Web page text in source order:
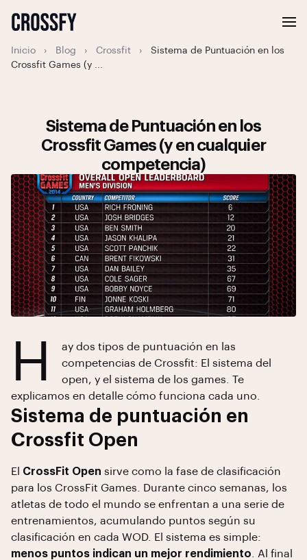
Inicio › Blog › Crossfit ›
Sistema de Puntuación en los
Crossfit Games (y ...
Sistema de Puntuación en los
Crossfit Games (y en cualquier
competencia)
H
ay dos tipos de puntuación en las
competencias de Crossfit: El sistema del
open, y el sistema de los games. Te
explicamos en detalle cómo funciona cada uno.
Sistema de puntuación en
Crossfit Open
El CrossFit Open sirve como la fase de clasificación
para los CrossFit Games. Durante cinco semanas, los
atletas de todo el mundo se enfrentan a una serie de
entrenamientos, acumulando puntos según su
clasificación en cada WOD. El sistema es simple:
menos puntos indican un mejor rendimiento . Al final